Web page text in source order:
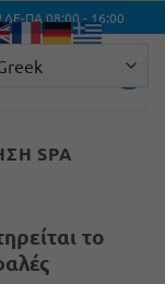
ΔΕ-ΠΑ 08:00 - 16:00
SPA
το